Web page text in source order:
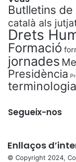
Butlletins
català als
Drets
Formació
jornades
Presidència
Segueix-nos
Enllaços
© Copyright 2024,